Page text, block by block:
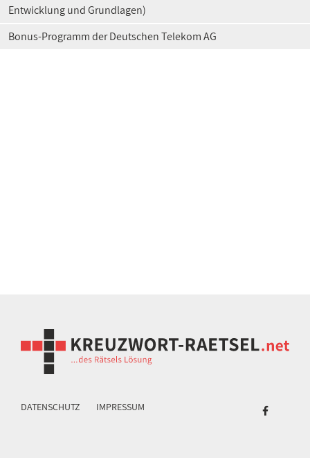
Entwicklung und Grundlagen)
Bonus-Programm der Deutschen Telekom AG
DATENSCHUTZ IMPRESSUM